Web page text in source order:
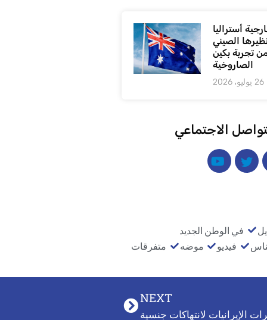
أستراليا
الصيني
تجربة بكين
الصاروخية
26 يوليو، 2026
الاجتماعي
في الوطن الجديد
فيديو موضه متفرقات
NEXT
لانتهاكات جنسية